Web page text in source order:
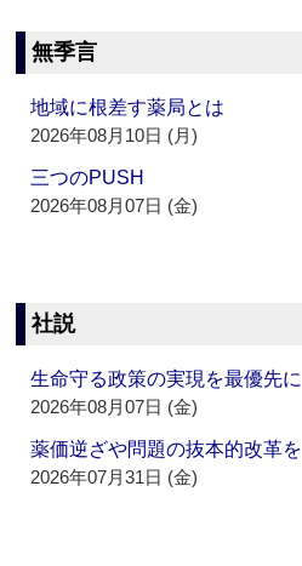
無季言
地域に根差す薬局とは
2026年08月10日 (月)
三つのPUSH
2026年08月07日 (金)
社説
生命守る政策の実現を最優先に
2026年08月07日 (金)
薬価逆ざや問題の抜本的改革を
2026年07月31日 (金)